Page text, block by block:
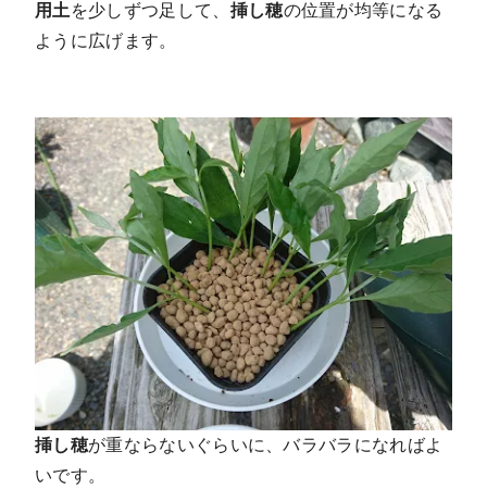
用土 を少しずつ足して、 挿し穂の位置が均等になる
ように広げます。
挿し穂が重ならないぐらいに、バラバラになればよ
いです。